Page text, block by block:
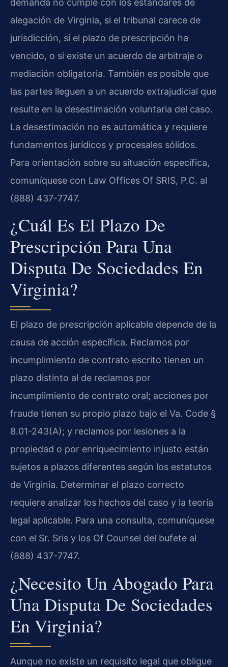
demanda no cumple con los estándares de
alegación de Virginia, si el tribunal carece de
jurisdicción, si el plazo de prescripción ha
vencido, o si existe un acuerdo de arbitraje o
mediación obligatoria. También es posible que
las partes lleguen a un acuerdo extrajudicial que
resulte en la desestimación voluntaria del caso.
La desestimación no es automática y requiere
fundamentos jurídicos y procesales sólidos.
Para orientación sobre su situación específica,
comuníquese con Law Offices Of SRIS, P.C. al
(888) 437-7747.
¿Cuál Es El Plazo De
Prescripción Para Una
Disputa De Sociedades En
Virginia?
El plazo de prescripción aplicable depende de la
causa de acción específica. Reclamos por
incumplimiento de contrato escrito tienen un
plazo distinto al de reclamos por
incumplimiento de contrato oral; acciones por
fraude tienen su propio plazo bajo el Va. Code §
8.01-243(A); y reclamos por lesiones a la
propiedad o por enriquecimiento injusto están
sujetos a plazos diferentes según los estatutos
de Virginia. Determinar el plazo correcto
requiere analizar los hechos del caso y la teoría
legal aplicable. Para una consulta, comuníquese
con el Sr. Sris y los Of Counsel del bufete al
(888) 437-7747.
¿Necesito Un Abogado Para
Una Disputa De Sociedades
En Virginia?
Aunque no existe un requisito legal que obligue